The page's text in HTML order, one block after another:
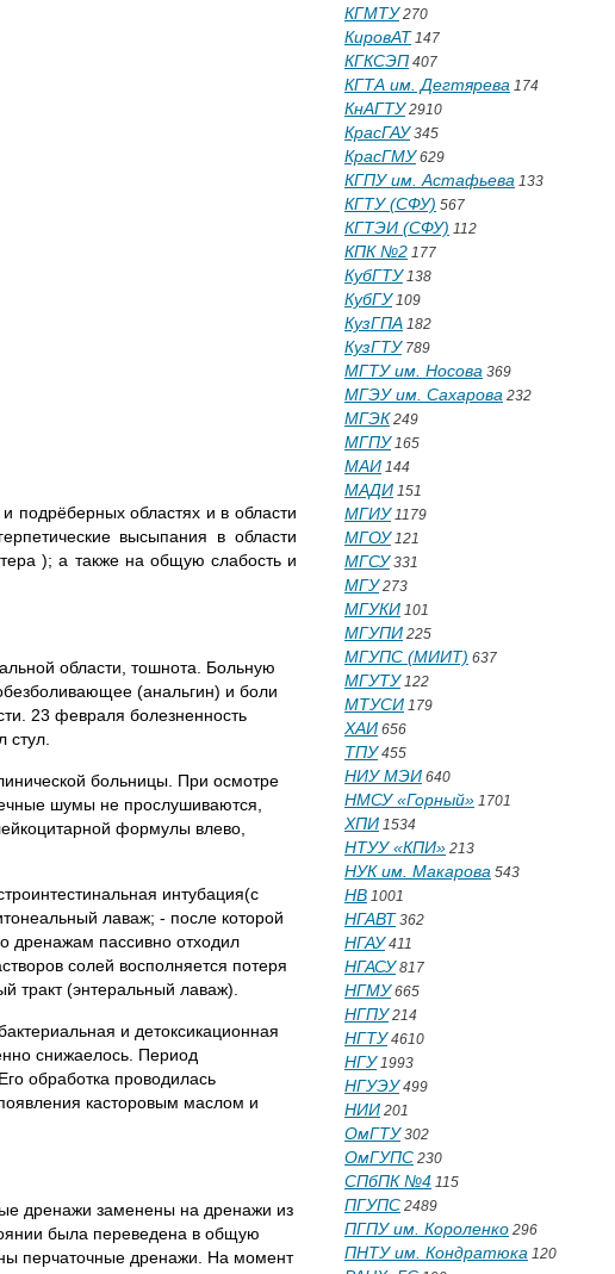
подрёберных областях и в области
высыпания в области
); а также на об­щую слабость и
области, тошнота. Больную
(анальгин) и боли
23 февраля болезненность
стул.
больницы. При осмотре
шумы не прослушиваются,
формулы влево,
интубация(с
лаваж; - после которой
дренажам пассивно отходил
солей восполняется потеря
тракт (энтеральный лаваж).
и детоксикационная
снижаелось. Период
обработка проводилась
касторовым маслом и
дренажи заменены на дренажи из
была переведена в общую
перчаточные дренажи. На момент
КГМТУ270
КировАТ 147
КГКСЭП 407
КГТА им. Дегтярева 174
КнАГТУ2910
КрасГАУ345
КрасГМУ629
КГПУ им. Астафьева 133
КГТУ (СФУ) 567
КГТЭИ (СФУ) 112
КПК №2 177
КубГТУ138
КубГУ109
КузГПА 182
КузГТУ789
МГТУ им. Носова 369
МГЭУ им. Сахарова 232
МГЭК 249
МГПУ165
МАИ 144
МАДИ 151
МГИУ1179
МГОУ121
МГСУ331
МГУ273
МГУКИ 101
МГУПИ 225
МГУПС (МИИТ) 637
МГУТУ122
МТУСИ 179
ХАИ 656
ТПУ455
НИУ МЭИ 640
НМСУ «Горный» 1701
ХПИ 1534
НТУУ «КПИ» 213
НУК им. Макарова 543
НВ 1001
НГАВТ 362
НГАУ411
НГАСУ817
НГМУ665
НГПУ214
НГТУ4610
НГУ1993
НГУЭУ499
НИИ 201
ОмГТУ302
ОмГУПС 230
СПбПК №4 115
ПГУПС 2489
ПГПУ им. Короленко 296
ПНТУ им. Кондратюка 120